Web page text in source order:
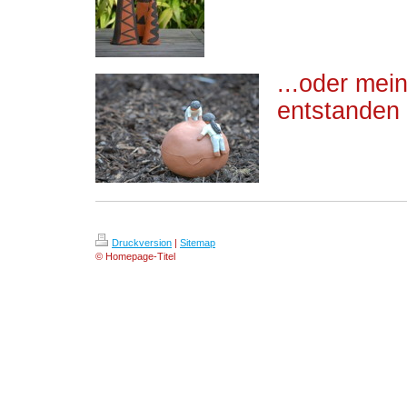
...oder
entstanden
Druckversion | Sitemap
© Homepage-Titel